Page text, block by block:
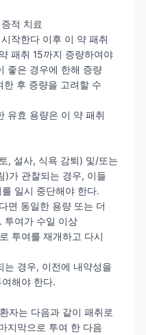
적 치료
작한다 이후 이 약 패취
패취 15까지 증량하여야
좋은 경우에 한해 증량
후 증량을 고려할 수
유효 용량은 이 약 패취
, 설사, 식욕 감퇴) 및/또는
)가 관찰되는 경우, 이들
일시 중단해야 한다.
면 동일한 용량 또는 더
투여가 수일 이상
투여를 재개하고 다시
는 경우, 이전에 내약성을
해야 한다.
자는 다음과 같이 패취로
지막으로 투여 한 다음